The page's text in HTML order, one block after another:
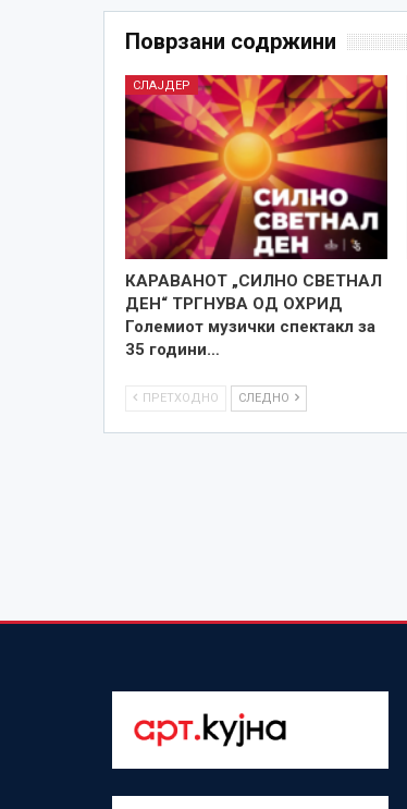
Поврзани содржини
СЛАЈДЕР
КАРАВАНОТ „СИЛНО СВЕТНАЛ
ДЕН“ ТРГНУВА ОД ОХРИД
Големиот музички спектакл за
35 години…
ПРЕТХОДНО СЛЕДНО